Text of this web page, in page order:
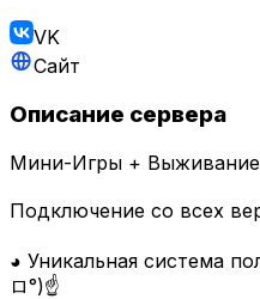
VK
Сайт
Описание сервера
Мини-Игры +
Подключение со всех
◕ Уникальная система
ロ°)☝